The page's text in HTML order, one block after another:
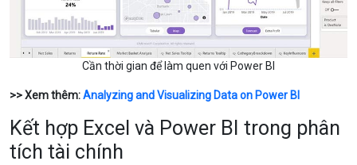
Cần thời gian để làm quen với Power BI
>> Xem thêm:Analyzing and Visualizing Data on Power BI
Kết hợp Excel và Power BI trong phân
tích tài chính